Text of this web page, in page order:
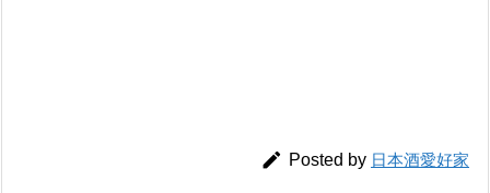
 Posted by 日本酒愛好家